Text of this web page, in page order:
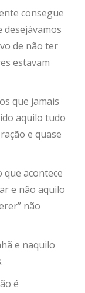
consegue
de não ter
estavam
que jamais
aquilo tudo
e quase
que acontece
e não aquilo
não
e naquilo
é